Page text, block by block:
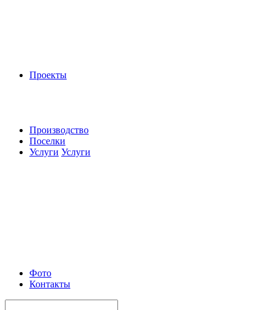
Проекты
Производство
Поселки
Услуги Услуги
Фото
Контакты